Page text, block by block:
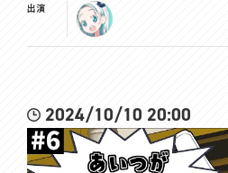
出演
2024/10/10 20:00